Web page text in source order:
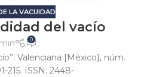
LA VACUIDAD
del vacío
0
Valenciana [México], núm.
215. ISSN: 2448-